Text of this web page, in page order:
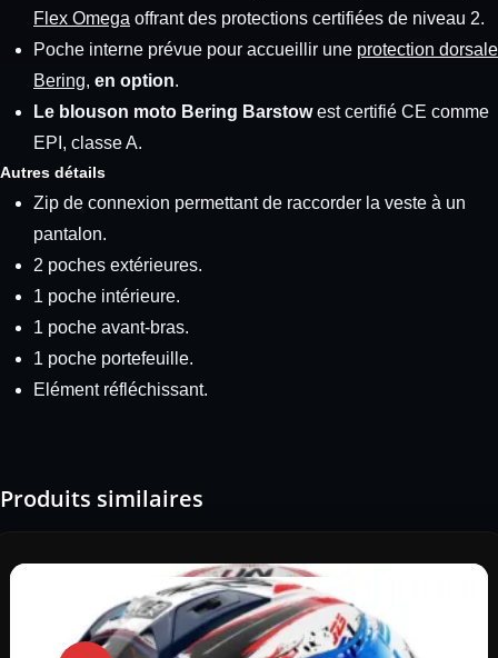
Flex Omega offrant des protections certifiées de niveau 2.
Poche interne prévue pour accueillir une protection dorsale
Bering, en option.
Le blouson moto Bering Barstow est certifié CE comme
EPI, classe A.
Autres détails
Zip de connexion permettant de raccorder la veste à un
pantalon.
2 poches extérieures.
1 poche intérieure.
1 poche avant-bras.
1 poche portefeuille.
Elément réfléchissant.
Produits similaires